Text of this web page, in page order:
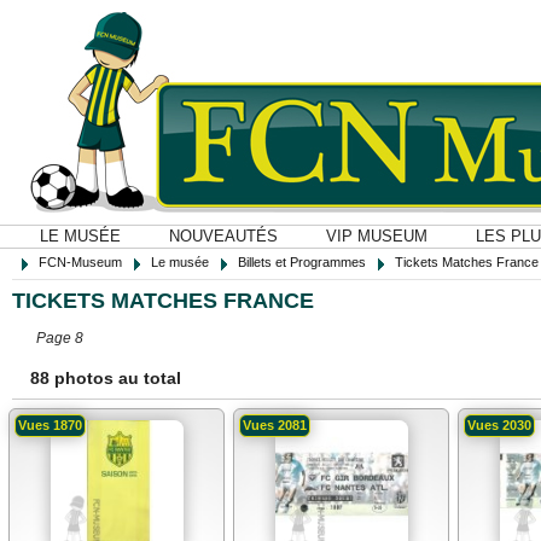
LE MUSÉE NOUVEAUTÉS VIP MUSEUM LES
FCN-Museum Le musée Billets et Programmes Tickets Matches France
TICKETS MATCHES FRANCE
Page 8
88 photos au total
Vues 1870 Vues 2081 Vues 2030